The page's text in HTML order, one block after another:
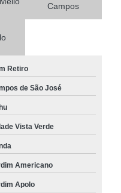
Campos
Retiro
de São José
Vista Verde
Americano
Apolo